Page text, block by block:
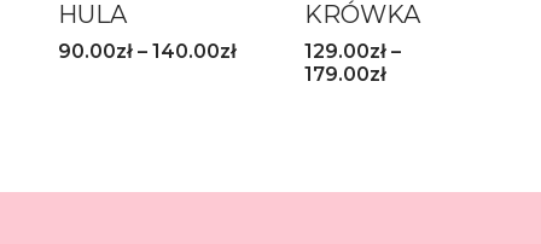
HULA
90.00zł – 140.00zł
KRÓWKA
129.00zł –
179.00zł